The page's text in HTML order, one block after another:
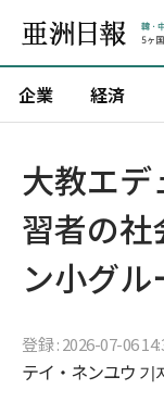
企業 経済
大教エ
習者の社
ン小グ
登録 : 2026-07-06
テイ・ネンユウ 기